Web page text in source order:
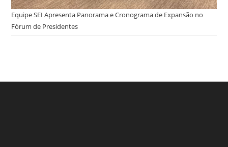
Equipe SEI Apresenta Panorama e Cronograma de Expansão no
Fórum de Presidentes